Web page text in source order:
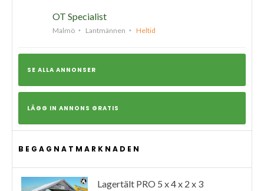
OT Specialist
Malmö Lantmännen Heltid
SE ALLA ANNONSER
LÄGG IN ANNONS GRATIS
BEGAGNATMARKNADEN
Lagertält PRO 5 x 4 x 2 x 3